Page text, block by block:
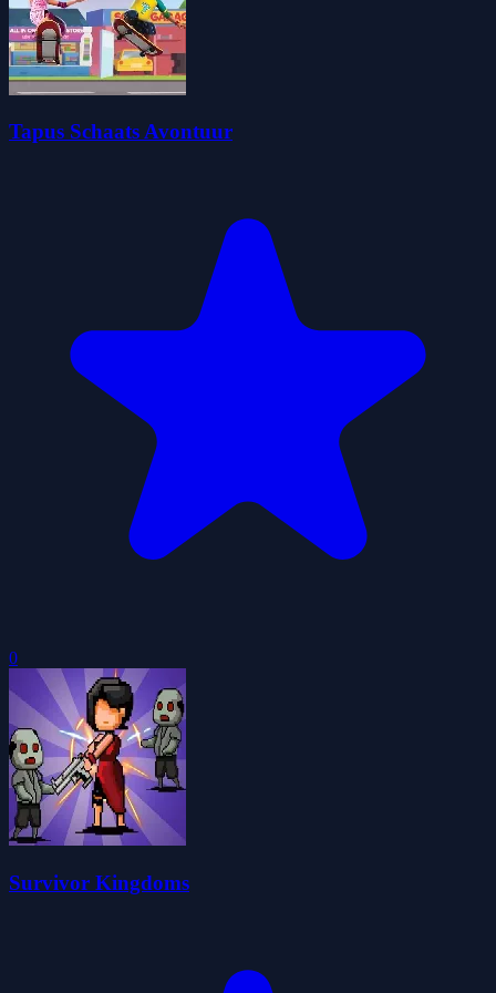
Tapus Schaats Avontuur
0
Survivor Kingdoms